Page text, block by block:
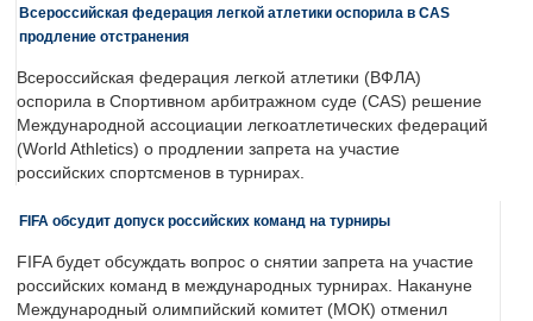
Всероссийская федерация легкой атлетики оспорила в CAS
продление отстранения
Всероссийская федерация легкой атлетики (ВФЛА)
оспорила в Спортивном арбитражном суде (CAS) решение
Международной ассоциации легкоатлетических федераций
(World Athletics) о продлении запрета на участие
российских спортсменов в турнирах.
FIFA обсудит допуск российских команд на турниры
FIFA будет обсуждать вопрос о снятии запрета на участие
российских команд в международных турнирах. Накануне
Международный олимпийский комитет (МОК) отменил